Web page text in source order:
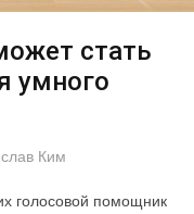
стать
умного
Ким
голосовой помощник